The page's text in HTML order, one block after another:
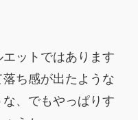
ットではあります
ち感が出たような
、でもやっぱりす